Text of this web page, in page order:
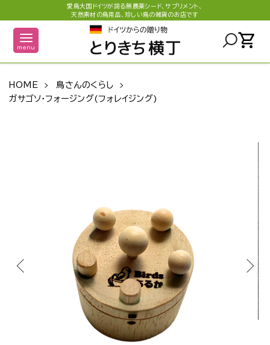
愛鳥大国ドイツが誇る無農薬シード、サプリメント、
天然素材の鳥用品、珍しい鳥の雑貨のお店です
menu shopping_cart
HOME
鳥さんのくらし
ガサゴソ・フォージング(フォレイジング)